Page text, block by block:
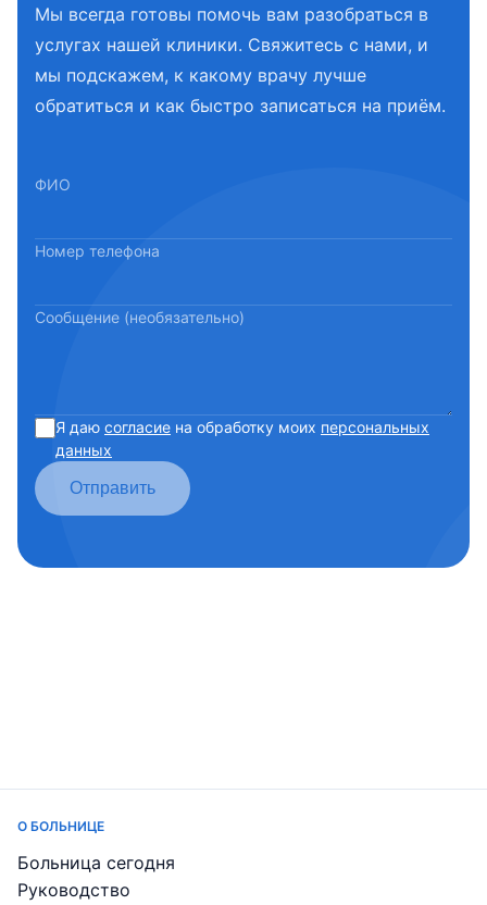
Мы всегда готовы помочь вам разобраться в
услугах нашей клиники. Свяжитесь с нами, и
мы подскажем, к какому врачу лучше
обратиться и как быстро записаться на приём.
ФИО
Номер телефона
Сообщение (необязательно)
Я даю согласие на обработку моих персональных
данных
Отправить
О БОЛЬНИЦЕ
Больница сегодня
Руководство